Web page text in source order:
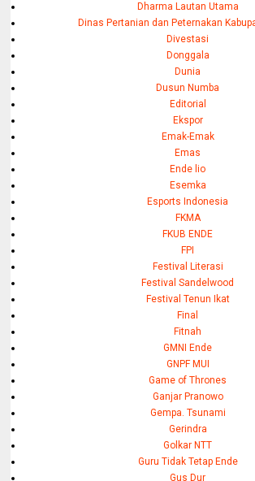
Dharma Lautan Utama
Dinas Pertanian dan Peternakan
Divestasi
Donggala
Dunia
Dusun Numba
Editorial
Ekspor
Emak-Emak
Emas
Ende lio
Esemka
Esports Indonesia
FKMA
FKUB ENDE
FPI
Festival Literasi
Festival Sandelwood
Festival Tenun Ikat
Final
Fitnah
GMNI Ende
GNPF MUI
Game of Thrones
Ganjar Pranowo
Gempa. Tsunami
Gerindra
Golkar NTT
Guru Tidak Tetap Ende
Gus Dur